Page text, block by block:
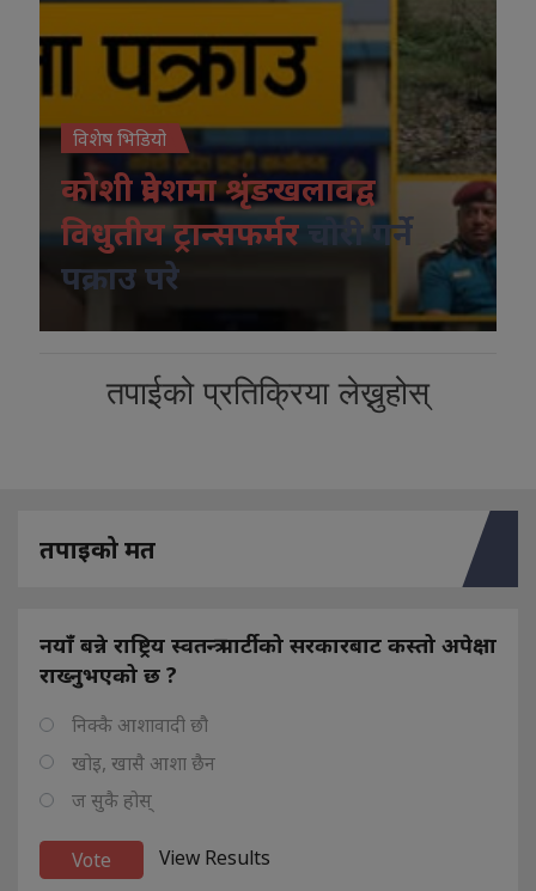
विशेष भिडियो
कोशी प्रदेशमा श्रृंङखलावद्व
विधुतीय ट्रान्सफर्मर
चोरी गर्ने
पक्राउ परे
तपाईको प्रतिक्रिया लेख्नुहोस्
तपाइको मत
नयाँ बन्ने राष्ट्रिय स्वतन्त्र पार्टीको सरकारबाट कस्तो अपेक्षा
राख्नुभएको छ ?
निक्कै आशावादी छौ
खोइ, खासै आशा छैन
ज सुकै होस्
View Results